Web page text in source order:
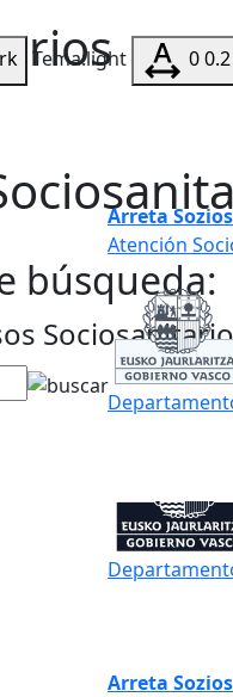
Tema:light 00.2
Arreta
Atención
Arreta
búsqueda: